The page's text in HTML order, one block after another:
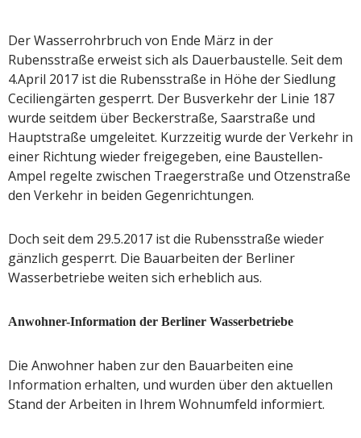
Der Wasserrohrbruch von Ende März in der
Rubensstraße erweist sich als Dauerbaustelle. Seit dem
4.April 2017 ist die Rubensstraße in Höhe der Siedlung
Ceciliengärten gesperrt. Der Busverkehr der Linie 187
wurde seitdem über Beckerstraße, Saarstraße und
Hauptstraße umgeleitet. Kurzzeitig wurde der Verkehr in
einer Richtung wieder freigegeben, eine Baustellen-
Ampel regelte zwischen Traegerstraße und Otzenstraße
den Verkehr in beiden Gegenrichtungen.
Doch seit dem 29.5.2017 ist die Rubensstraße wieder
gänzlich gesperrt. Die Bauarbeiten der Berliner
Wasserbetriebe weiten sich erheblich aus.
Anwohner-Information der Berliner Wasserbetriebe
Die Anwohner haben zur den Bauarbeiten eine
Information erhalten, und wurden über den aktuellen
Stand der Arbeiten in Ihrem Wohnumfeld informiert.